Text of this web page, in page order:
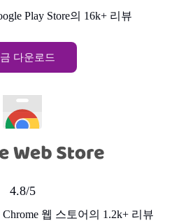
Play Store의 16k+ 리뷰
다운로드
4.8/5
웹 스토어의 1.2k+ 리뷰